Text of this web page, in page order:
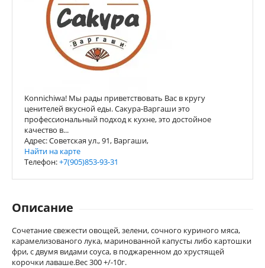
Konnichiwa! Мы рады приветствовать Вас в кругу
ценителей вкусной еды. Сакура-Варгаши это
профессиональный подход к кухне, это достойное
качество в...
Адрес: Советская ул., 91, Варгаши,
Найти на карте
Телефон:+7(905)853-93-31
Описание
Сочетание свежести овощей, зелени, сочного куриного мяса,
карамелизованого лука, маринованной капусты либо картошки
фри, с двумя видами соуса, в поджаренном до хрустящей
корочки лаваше.Вес 300 +/-10г.